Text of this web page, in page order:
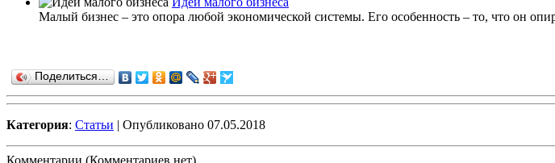
Малый бизнес – это опора любой экономической системы. Его особенность – то, что он
Поделиться…
Категория: Статьи | Опубликовано 07.05.2018
Комментарии (Комментариев нет)